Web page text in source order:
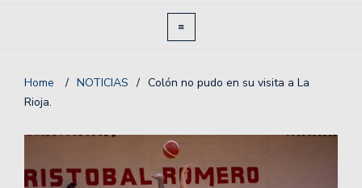
Home / NOTICIAS / Colón no pudo en su visita a La
Rioja.